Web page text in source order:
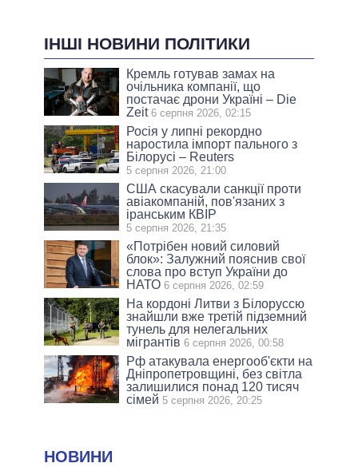
ІНШІ НОВИНИ ПОЛІТИКИ
Кремль готував замах на
очільника компанії, що
постачає дрони Україні – Die
Zeit 6 серпня 2026, 02:15
Росія у липні рекордно
наростила імпорт пального з
Білорусі – Reuters
5 серпня 2026, 21:00
США скасували санкції проти
авіакомпаній, пов'язаних з
іранським КВІР
5 серпня 2026, 21:35
«Потрібен новий силовий
блок»: Залужний пояснив свої
слова про вступ України до
НАТО 6 серпня 2026, 02:59
На кордоні Литви з Білоруссю
знайшли вже третій підземний
тунель для нелегальних
мігрантів 6 серпня 2026, 00:58
Рф атакувала енергооб'єкти на
Дніпропетровщині, без світла
залишилися понад 120 тисяч
сімей 5 серпня 2026, 20:25
НОВИНИ